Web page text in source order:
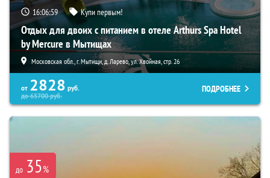
16:06:58 Купи первым!
Отдых для двоих с питанием в отеле Arthurs Spa Hotel
by Mercure в Мытищах
Московская обл., г. Мытищи, д. Ларево, ул. Хвойная, стр. 26
от 2828 руб.
до65700руб.
ПОДРОБНЕЕ
до 35%